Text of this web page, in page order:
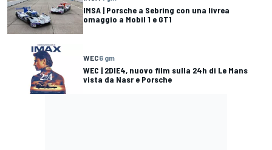
IMSA | Porsche a Sebring con una livrea
omaggio a Mobil 1 e GT1
WEC6 gm
WEC | 2DIE4, nuovo film sulla 24h di Le Mans
vista da Nasr e Porsche